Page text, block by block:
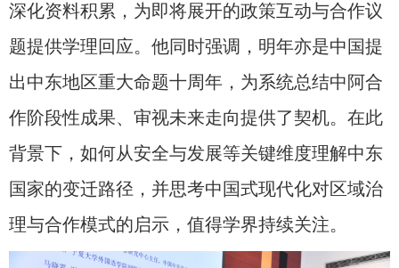
深化资料积累，为即将展开的政策互动与合作议
题提供学理回应。他同时强调，明年亦是中国提
出中东地区重大命题十周年，为系统总结中阿合
作阶段性成果、审视未来走向提供了契机。在此
背景下，如何从安全与发展等关键维度理解中东
国家的变迁路径，并思考中国式现代化对区域治
理与合作模式的启示，值得学界持续关注。